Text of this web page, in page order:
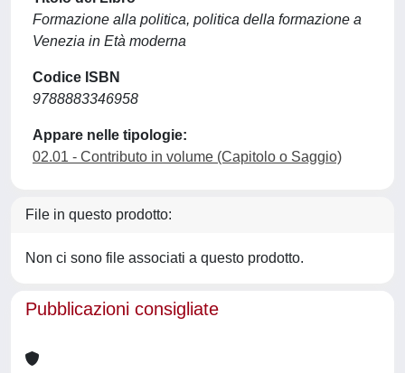
Formazione alla politica, politica della formazione a
Venezia in Età moderna
Codice ISBN
9788883346958
Appare nelle tipologie:
02.01 - Contributo in volume (Capitolo o Saggio)
File in questo prodotto:
Non ci sono file associati a questo prodotto.
Pubblicazioni consigliate